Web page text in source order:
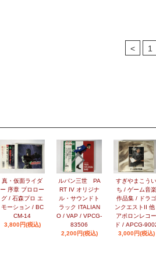
< 1
真・仮面ライダ
ー 序章 プロロー
グ / 石森プロ エ
モーション / BC
CM-14
3,800円(税込)
ルパン三世 PA
RT IV オリジナ
ル・サウンドト
ラック ITALIAN
O / VAP / VPCG-
83506
2,200円(税込)
すぎやまこうい
ち / ゲーム音楽
作品集 / ドラゴ
ンクエストII 他
アポロンレコー
ド / APCG-
3,000円(税込)